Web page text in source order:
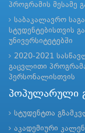
პროგრამის მესამე
საბაკალავრო
სტუდენტებისთვის
უნივერსიტეტებში
2020-2021
გაცვლითი
პერსონალისთვის
პოპულარული
სტუდენტთა
აკადემიური